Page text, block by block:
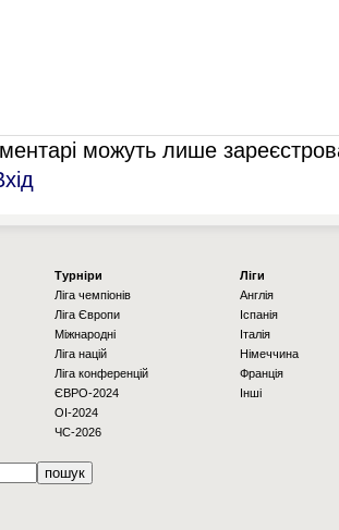
можуть лише
Турніри
Ліга чемпіонів
Ліга Європи
Міжнародні
Ліга націй
Ліга конференцій
ЄВРО-2024
OI-2024
ЧС-2026
Ліги
Англія
Іспанія
Італія
Німеччина
Франція
Інші